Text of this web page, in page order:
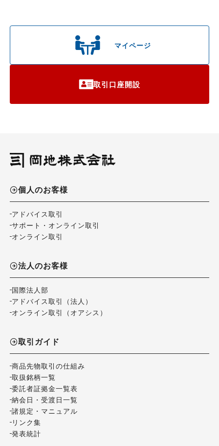
マイページ
取引口座開設
個人のお客様
アドバイス取引
サポート・オンライン取引
オンライン取引
法人のお客様
国際法人部
アドバイス取引（法人）
オンライン取引（オアシス）
取引ガイド
商品先物取引の仕組み
取扱銘柄一覧
委託者証拠金一覧表
納会日・受渡日一覧
諸規定・マニュアル
リンク集
発表統計